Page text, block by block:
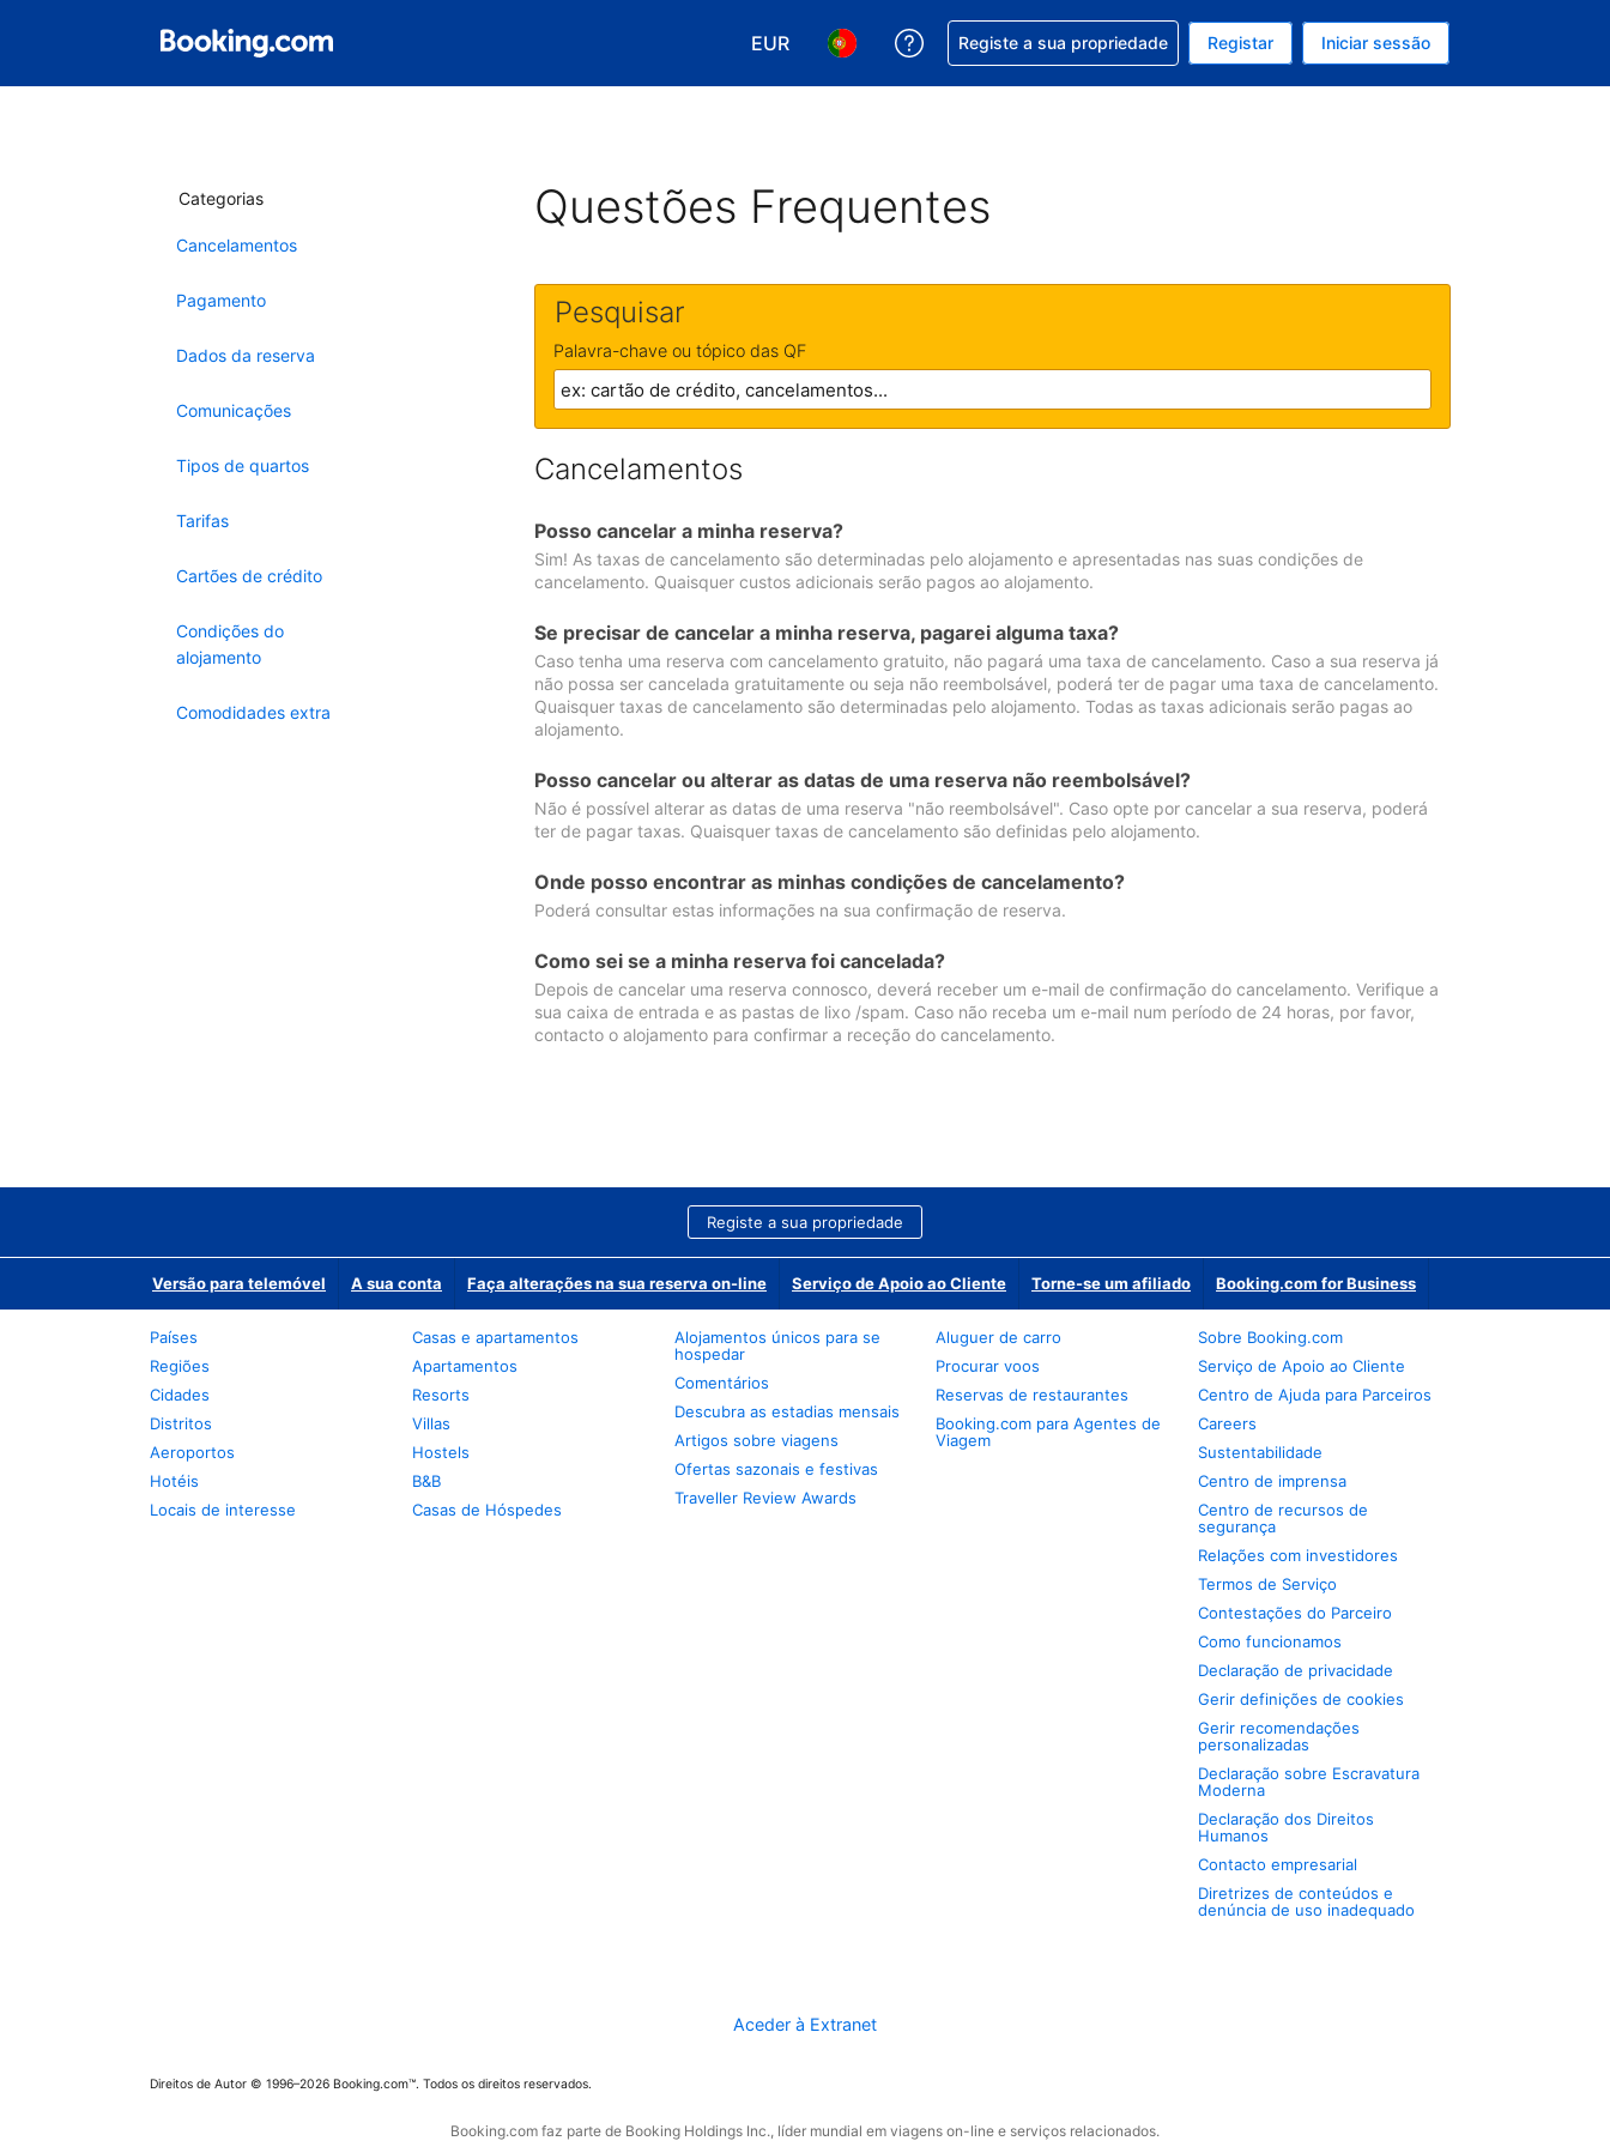
EUR
Escolha a sua moeda. A sua moeda atual é EUR
Escolha o seu idioma. O seu idioma atual é Português
Obtenha ajuda com a sua reserva
Registe a sua propriedade Registar Iniciar sessão
Categorias
Cancelamentos
Pagamento
Dados da reserva
Comunicações
Tipos de quartos
Tarifas
Cartões de crédito
Condições do
alojamento
Comodidades extra
Questões Frequentes
Pesquisar
Palavra-chave ou tópico das QF
Cancelamentos
Posso cancelar a minha reserva?
Sim! As taxas de cancelamento são determinadas pelo alojamento e apresentadas nas suas condições de
cancelamento. Quaisquer custos adicionais serão pagos ao alojamento.
Se precisar de cancelar a minha reserva, pagarei alguma taxa?
Caso tenha uma reserva com cancelamento gratuito, não pagará uma taxa de cancelamento. Caso a sua reserva já
não possa ser cancelada gratuitamente ou seja não reembolsável, poderá ter de pagar uma taxa de cancelamento.
Quaisquer taxas de cancelamento são determinadas pelo alojamento. Todas as taxas adicionais serão pagas ao
alojamento.
Posso cancelar ou alterar as datas de uma reserva não reembolsável?
Não é possível alterar as datas de uma reserva "não reembolsável". Caso opte por cancelar a sua reserva, poderá
ter de pagar taxas. Quaisquer taxas de cancelamento são definidas pelo alojamento.
Onde posso encontrar as minhas condições de cancelamento?
Poderá consultar estas informações na sua confirmação de reserva.
Como sei se a minha reserva foi cancelada?
Depois de cancelar uma reserva connosco, deverá receber um e-mail de confirmação do cancelamento. Verifique a
sua caixa de entrada e as pastas de lixo /spam. Caso não receba um e-mail num período de 24 horas, por favor,
contacto o alojamento para confirmar a receção do cancelamento.
Registe a sua propriedade
Versão para telemóvel A sua conta Faça alterações na sua reserva on-line Serviço de Apoio ao Cliente Torne-se um afiliado Booking.com for Business
Países
Regiões
Cidades
Distritos
Aeroportos
Hotéis
Locais de interesse
Casas e apartamentos
Apartamentos
Resorts
Villas
Hostels
B&B
Casas de Hóspedes
Alojamentos únicos para se
hospedar
Comentários
Descubra as estadias mensais
Artigos sobre viagens
Ofertas sazonais e festivas
Traveller Review Awards
Aluguer de carro
Procurar voos
Reservas de restaurantes
Booking.com para Agentes de
Viagem
Sobre Booking.com
Serviço de Apoio ao Cliente
Centro de Ajuda para Parceiros
Careers
Sustentabilidade
Centro de imprensa
Centro de recursos de
segurança
Relações com investidores
Termos de Serviço
Contestações do Parceiro
Como funcionamos
Declaração de privacidade
Gerir definições de cookies
Gerir recomendações
personalizadas
Declaração sobre Escravatura
Moderna
Declaração dos Direitos
Humanos
Contacto empresarial
Diretrizes de conteúdos e
denúncia de uso inadequado
Aceder à Extranet
Direitos de Autor © 1996–2026 Booking.com™. Todos os direitos reservados.
Booking.com faz parte de Booking Holdings Inc., líder mundial em viagens on-line e serviços relacionados.